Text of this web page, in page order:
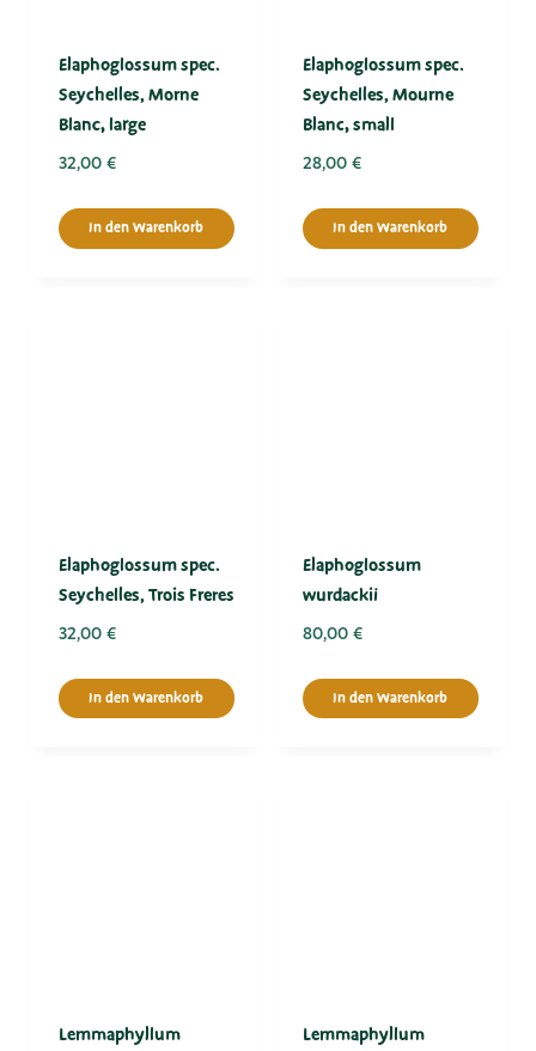
Elaphoglossum spec.
Seychelles, Morne
Blanc, large
32,00 €
In den Warenkorb
Elaphoglossum spec.
Seychelles, Mourne
Blanc, small
28,00 €
In den Warenkorb
Elaphoglossum spec.
Seychelles, Trois Freres
32,00 €
In den Warenkorb
Elaphoglossum
wurdackiiﾠ
80,00 €
In den Warenkorb
Lemmaphyllum
Lemmaphyllum